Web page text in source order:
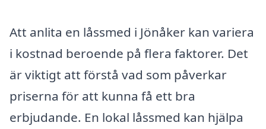
Att anlita en låssmed i Jönåker kan variera
i kostnad beroende på flera faktorer. Det
är viktigt att förstå vad som påverkar
priserna för att kunna få ett bra
erbjudande. En lokal låssmed kan hjälpa